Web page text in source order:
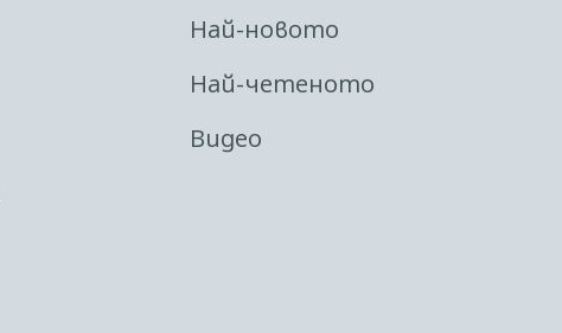
Най-новото
Най-четеното
Видео